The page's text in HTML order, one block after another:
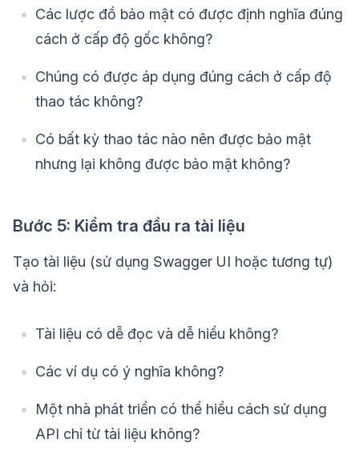
Các lược đồ bảo mật có được định nghĩa đúng
cách ở cấp độ gốc không?
Chúng có được áp dụng đúng cách ở cấp độ
thao tác không?
Có bất kỳ thao tác nào nên được bảo mật
nhưng lại không được bảo mật không?
Bước 5: Kiểm tra đầu ra tài liệu
Tạo tài liệu (sử dụng Swagger UI hoặc tương tự)
và hỏi:
Tài liệu có dễ đọc và dễ hiểu không?
Các ví dụ có ý nghĩa không?
Một nhà phát triển có thể hiểu cách sử dụng
API chỉ từ tài liệu không?